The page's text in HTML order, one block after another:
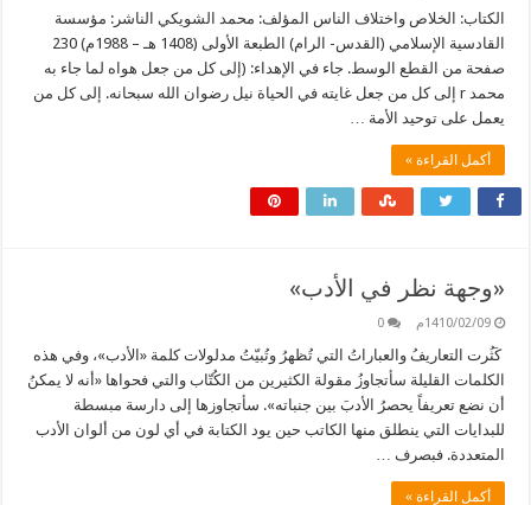
الكتاب: الخلاص واختلاف الناس المؤلف: محمد الشويكي الناشر: مؤسسة
القادسية الإسلامي (القدس- الرام) الطبعة الأولى (1408 هـ – 1988م) 230
صفحة من القطع الوسط. جاء في الإهداء: (إلى كل من جعل هواه لما جاء به
محمد r إلى كل من جعل غايته في الحياة نيل رضوان الله سبحانه. إلى كل من
يعمل على توحيد الأمة …
أكمل القراءة »
«وجهة نظر في الأدب»
1410/02/09م 0
كَثُرت التعاريفُ والعباراتُ التي تُظهرُ وتُبيّتُ مدلولات كلمة «الأدب»، وفي هذه
الكلمات القليلة سأتجاوزُ مقولة الكثيرين من الكُتّاب والتي فحواها «أنه لا يمكنُ
أن نضع تعريفاً يحصرُ الأدبَ بين جنباته». سأتجاوزها إلى دارسة مبسطة
للبدايات التي ينطلق منها الكاتب حين يود الكتابة في أي لون من ألوان الأدب
المتعددة. فبصرف …
أكمل القراءة »